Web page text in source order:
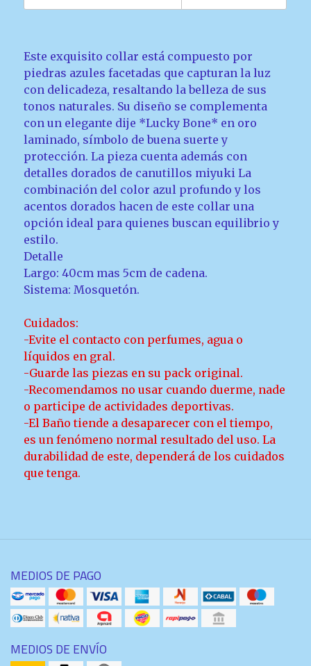
Este exquisito collar está compuesto por
piedras azules facetadas que capturan la luz
con delicadeza, resaltando la belleza de sus
tonos naturales. Su diseño se complementa
con un elegante dije *Lucky Bone* en oro
laminado, símbolo de buena suerte y
protección. La pieza cuenta además con
detalles dorados de canutillos miyuki La
combinación del color azul profundo y los
acentos dorados hacen de este collar una
opción ideal para quienes buscan equilibrio y
estilo.
Detalle
Largo: 40cm mas 5cm de cadena.
Sistema: Mosquetón.
Cuidados:
-Evite el contacto con perfumes, agua o
líquidos en gral.
-Guarde las piezas en su pack original.
-Recomendamos no usar cuando duerme, nade
o participe de actividades deportivas.
-El Baño tiende a desaparecer con el tiempo,
es un fenómeno normal resultado del uso. La
durabilidad de este, dependerá de los cuidados
que tenga.
MEDIOS DE PAGO
MEDIOS DE ENVÍO